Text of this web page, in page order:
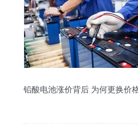
铅酸电池涨价背后 为何更换价